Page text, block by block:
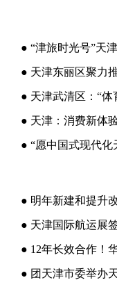
● “津旅时光号”天
● 天津东丽区聚力
● 天津武清区：“
● 天津：消费新体
● “愿中国式现代
● 明年新建和提升
● 天津国际航运展
● 12年长效合作！
● 团天津市委举办